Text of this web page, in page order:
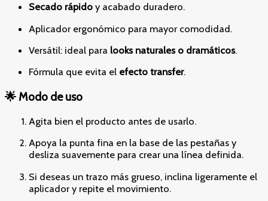
Secado rápido y acabado duradero.
Aplicador ergonómico para mayor comodidad.
Versátil: ideal para looks naturales o dramáticos.
Fórmula que evita el efecto transfer.
🌟 Modo de uso
Agita bien el producto antes de usarlo.
Apoya la punta fina en la base de las pestañas y
desliza suavemente para crear una línea definida.
Si deseas un trazo más grueso, inclina ligeramente el
aplicador y repite el movimiento.